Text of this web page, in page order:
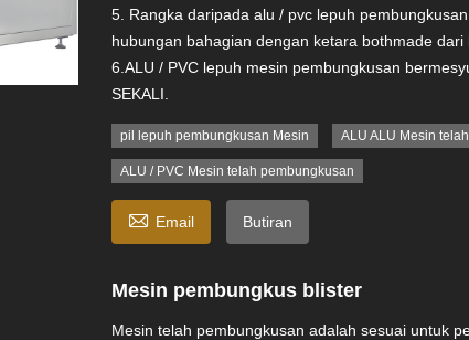
5. Rangka daripada alu / pvc lepuh
hubungan bahagian dengan ketara bothmade dari
6.ALU / PVC lepuh mesin pembungkusan
SEKALI.
pil lepuh pembungkusan Mesin ALU ALU Mesin
ALU / PVC Mesin telah pembungkusan
 Email Butiran
Mesin pembungkus blister
Mesin telah pembungkusan adalah sesuai untuk